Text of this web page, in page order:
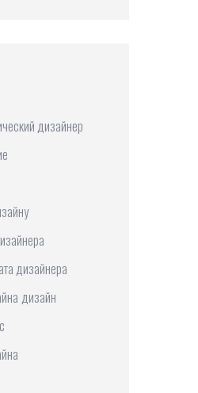
дизайнер
дизайнера
дизайн